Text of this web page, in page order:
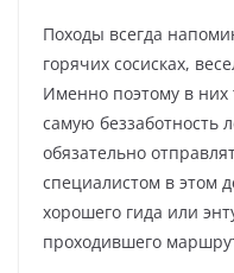
Походы всегда
горячих сосисках,
Именно поэтому в них
самую беззаботность
обязательно
специалистом в этом
хорошего гида или
проходившего